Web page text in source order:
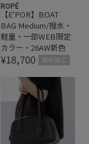
ROPÉ
【E'POR】BOAT
BAG Medium/撥水・
軽量・一部WEB限定
カラー・26AW新色
¥18,700 撥水加工